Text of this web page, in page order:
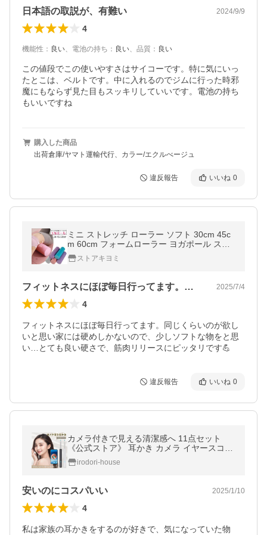
日本語の取説が、有難い 2024/9/9
4
機能性 ： 良い、 電池の持ち ： 良い、 品質 ： 良い
この値段でこの使いやすさはサイコーです。特に気にいっ
たとこは、ベルトです。中に入れるのでジムに行った時邪
魔にもならず見た目もスッキリしていいです。電池の持ち
もいいですね
購入した商品
出荷倉庫/ヤマト運輸代行、カラー/エクルべージュ
違反報告 いいね 0
ミニ ストレッチ ローラー ソフト 30cm 45c
m 60cm フォームローラー ヨガポール スト
レッチ用ローラー マッサージ 改善 ほぐしロ
ーラー 肩甲骨 背中 体幹
ストアキヨミ
フィットネスにほぼ毎日行ってます。同じ… 2025/7/4
4
フィットネスにほぼ毎日行ってます。同じくらいのが欲し
いと思い家には硬めしかないので、少しソフトな物をと思
い…とても良い硬さで、筋肉リリースにピッタリです💪
違反報告 いいね 0
カメラ付きで見える清潔感へ 11点セット
《公式ストア》 耳かき カメラ イヤースコー
プ 子供 ライト iphone Android iPad対応 Typ
e-c充電式 LUMIARA
irodori-house
安いのにコスパいい 2025/1/10
4
私は家族の耳かきをするのが好きで、気になっていた物